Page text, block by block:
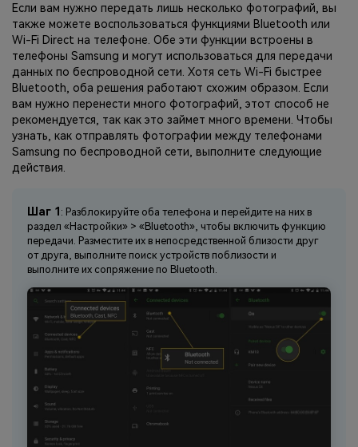
Если вам нужно передать лишь несколько фотографий, вы
также можете воспользоваться функциями Bluetooth или
Wi-Fi Direct на телефоне. Обе эти функции встроены в
телефоны Samsung и могут использоваться для передачи
данных по беспроводной сети. Хотя сеть Wi-Fi быстрее
Bluetooth, оба решения работают схожим образом. Если
вам нужно перенести много фотографий, этот способ не
рекомендуется, так как это займет много времени. Чтобы
узнать, как отправлять фотографии между телефонами
Samsung по беспроводной сети, выполните следующие
действия.
Шаг 1 : Разблокируйте оба телефона и перейдите на них в
раздел «Настройки» > «Bluetooth», чтобы включить функцию
передачи. Разместите их в непосредственной близости друг
от друга, выполните поиск устройств поблизости и
выполните их сопряжение по Bluetooth.